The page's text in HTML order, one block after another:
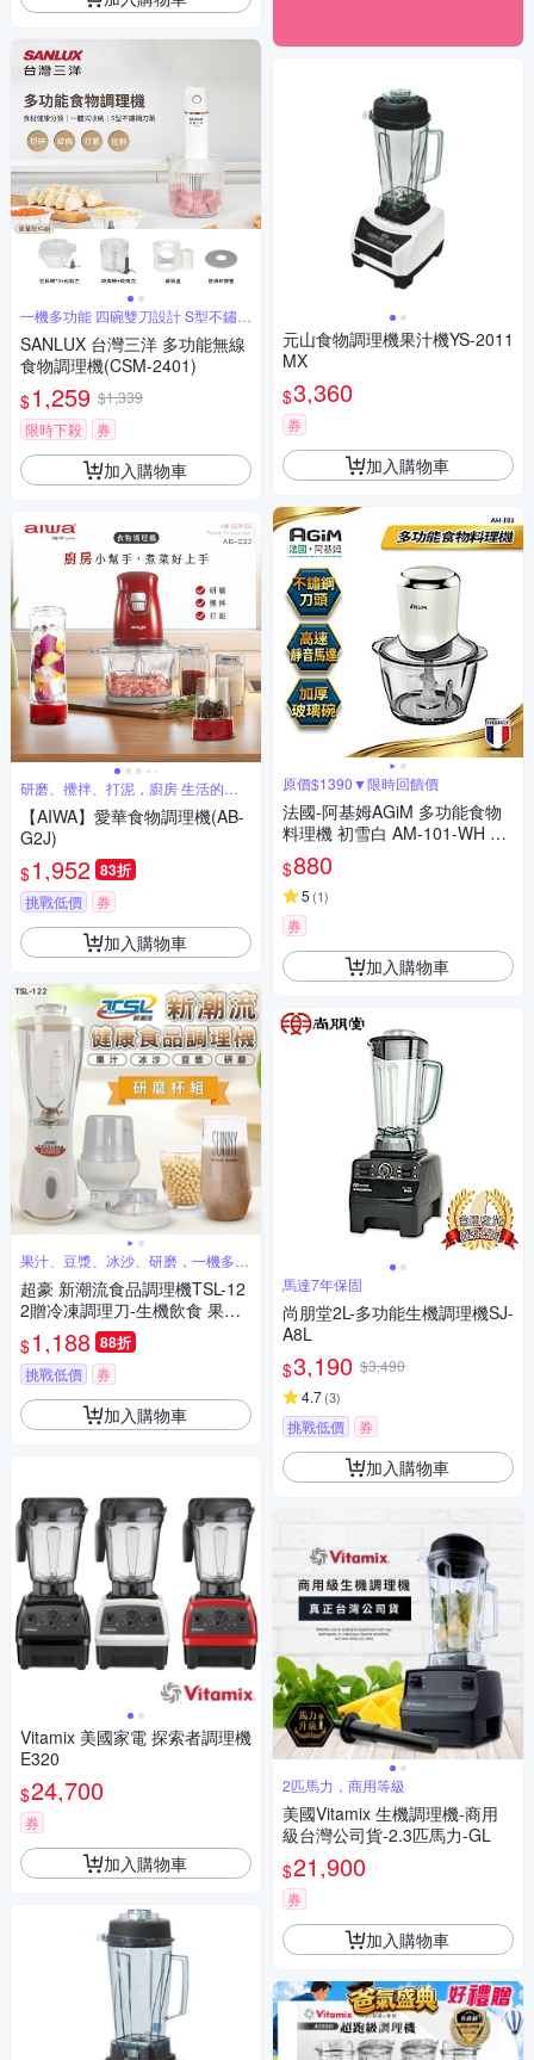
一機多功能 四碗雙刀設計 S型不鏽鋼
刀葉
SANLUX 台灣三洋 多功能無線
食物調理機(CSM-2401)
$1,259 $1,339
限時下殺
券
加入購物車
研磨、攪拌、打泥，廚房 生活的好
幫手
【AIWA】愛華食物調理機(AB-
G2J)
$1,952 83折
挑戰低價 券
加入購物車
果汁、豆漿、冰沙、研磨，一機多用
途真方便
超豪 新潮流食品調理機TSL-12
2贈冷凍調理刀-生機飲食 果汁
機 果菜料理機 咖啡研磨機 冰沙
機 濃湯食物調理 豆漿機
$1,188 88折
挑戰低價 券
加入購物車
Vitamix 美國家電 探索者調理機
E320
$24,700
券
加入購物車
元山食物調理機果汁機YS-2011
MX
$3,360
券
加入購物車
原價$1390▼限時回饋價
法國-阿基姆AGiM 多功能食物
料理機 初雪白 AM-101-WH 震
旦代理 絞碎器 調理機
$880
5 (1)
券
加入購物車
馬達7年保固
尚朋堂2L-多功能生機調理機SJ-
A8L
$3,190 $3,490
4.7(3)
挑戰低價 券
加入購物車
2匹馬力，商用等級
美國Vitamix 生機調理機-商用
級台灣公司貨-2.3匹馬力-GL
$21,900
券
加入購物車